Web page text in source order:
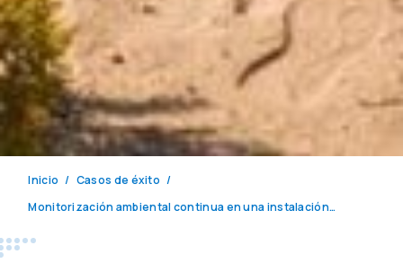
Inicio
Casos de éxito
Monitorización ambiental continua en una instalación de petróleo y gas en Oriente Medio